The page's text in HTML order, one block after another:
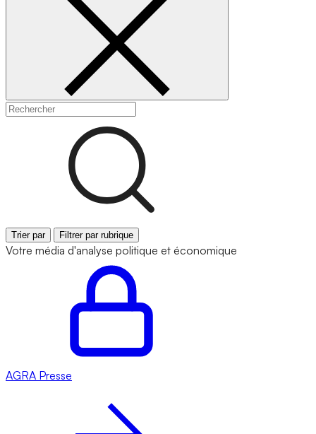
Trier par Filtrer par rubrique
Votre média d'analyse politique et économique
AGRA Presse